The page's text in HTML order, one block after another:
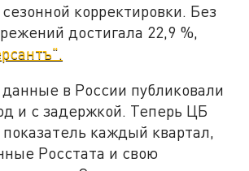
корректировки. Без
достигала 22,9 %,
в России публиковали
и с задержкой. Теперь ЦБ
каждый квартал,
Росстата и свою